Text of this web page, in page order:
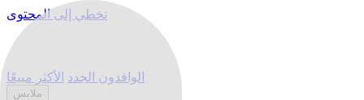
تخطي إلى المحتوى
الوافدون الجدد الأكثر مبيعًا
ملابس